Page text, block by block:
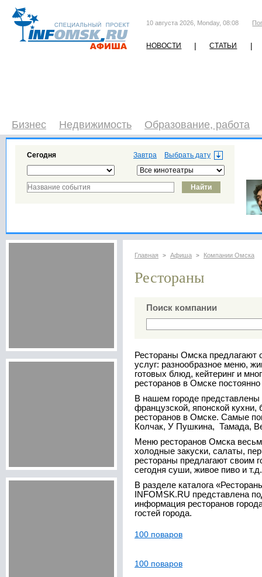
10 августа 2026, Monday, 08:08
НОВОСТИ | СТАТЬИ |
Бизнес Недвижимость Образование, работа
Завтра
Сегодня
Главная > Афиша > Компании Омска
Рестораны
Поиск компании
Рестораны Омска предлагают
услуг: разнообразное меню,
готовых блюд, кейтеринг и
ресторанов в Омске постоянно
В нашем городе представлены
французской, японской
ресторанов в Омске. Самые
Колчак, У Пушкина, Тамада,
Меню ресторанов Омска
холодные закуски, салаты,
рестораны предлагают своим
сегодня суши, живое пиво и т.д.
В разделе каталога
INFOMSK.RU представлена
информация ресторанов
гостей города.
100 поваров
100 поваров